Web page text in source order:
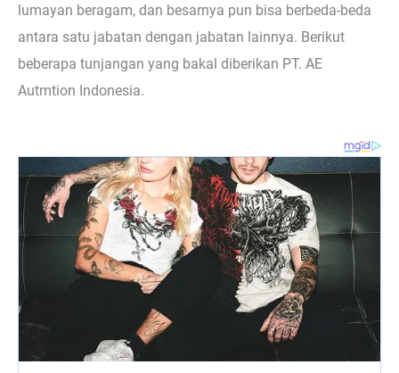
lumayan beragam, dan besarnya pun bisa berbeda-beda
antara satu jabatan dengan jabatan lainnya. Berikut
beberapa tunjangan yang bakal diberikan PT. AE
Autmtion Indonesia.